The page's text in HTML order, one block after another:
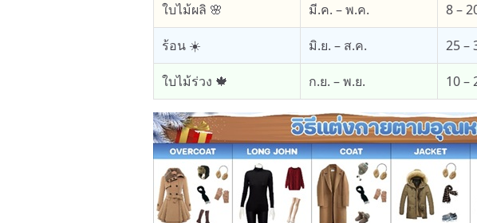
ใบไม้ผลิ 🌸 มี.ค. – พ.ค. 8 –
ร้อน ☀️ มิ.ย. – ส.ค. 25 –
ใบไม้ร่วง 🍁 ก.ย. – พ.ย. 10 –